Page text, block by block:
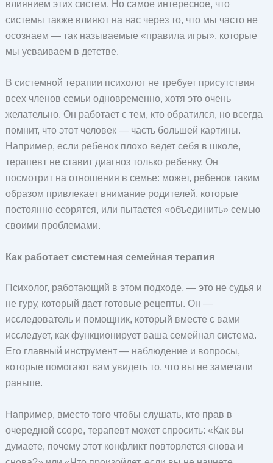
влиянием этих систем. Но самое интересное, что
системы также влияют на нас через то, что мы часто не
осознаем — так называемые «правила игры», которые
мы усваиваем в детстве.
В системной терапии психолог не требует присутствия
всех членов семьи одновременно, хотя это очень
желательно. Он работает с тем, кто обратился, но всегда
помнит, что этот человек — часть большей картины.
Например, если ребенок плохо ведет себя в школе,
терапевт не ставит диагноз только ребенку. Он
посмотрит на отношения в семье: может, ребенок таким
образом привлекает внимание родителей, которые
постоянно ссорятся, или пытается «объединить» семью
своими проблемами.
Как работает системная семейная терапия
Психолог, работающий в этом подходе, — это не судья и
не гуру, который дает готовые рецепты. Он —
исследователь и помощник, который вместе с вами
исследует, как функционирует ваша семейная система.
Его главный инструмент — наблюдение и вопросы,
которые помогают вам увидеть то, что вы не замечали
раньше.
Например, вместо того чтобы слушать, кто прав в
очередной ссоре, терапевт может спросить: «Как вы
думаете, почему этот конфликт повторяется снова и